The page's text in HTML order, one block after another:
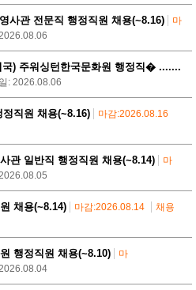
사관 전문직 행정직원 채용(~8.16)
마
) 주워싱턴한국문화원 행정직� .......
: 2026.08.06
직원 채용(~8.16)
마감:2026.08.16
관 일반직 행정직원 채용(~8.14)
마
채용(~8.14) 마감:2026.08.14
채용
행정직원 채용(~8.10)
마